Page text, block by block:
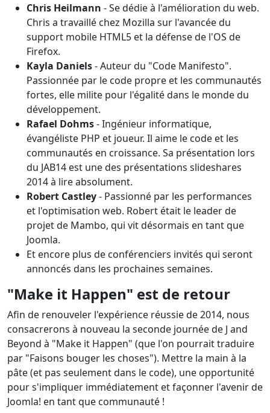
Chris Heilmann - Se dédie à l'amélioration du web.
Chris a travaillé chez Mozilla sur l'avancée du
support mobile HTML5 et la défense de l'OS de
Firefox.
Kayla Daniels- Auteur du "Code Manifesto".
Passionnée par le code propre et les communautés
fortes, elle milite pour l'égalité dans le monde du
développement.
Rafael Dohms- Ingénieur informatique,
évangéliste PHP et joueur. Il aime le code et les
communautés en croissance. Sa présentation lors
du JAB14 est une des présentations slideshares
2014 à lire absolument.
Robert Castley- Passionné par les performances
et l'optimisation web. Robert était le leader de
projet de Mambo, qui vit désormais en tant que
Joomla.
Et encore plus de conférenciers invités qui seront
annoncés dans les prochaines semaines.
"Make it Happen" est de retour
Afin de renouveler l'expérience réussie de 2014, nous
consacrerons à nouveau la seconde journée de J and
Beyond à "Make it Happen" (que l'on pourrait traduire
par "Faisons bouger les choses"). Mettre la main à la
pâte (et pas seulement dans le code), une opportunité
pour s'impliquer immédiatement et façonner l'avenir de
Joomla! en tant que communauté !